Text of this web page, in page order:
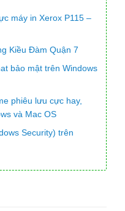
máy in Xerox P115 –
Kiều Đàm Quận 7
bảo mật trên Windows
phiêu lưu cực hay,
và Mac OS
Security) trên